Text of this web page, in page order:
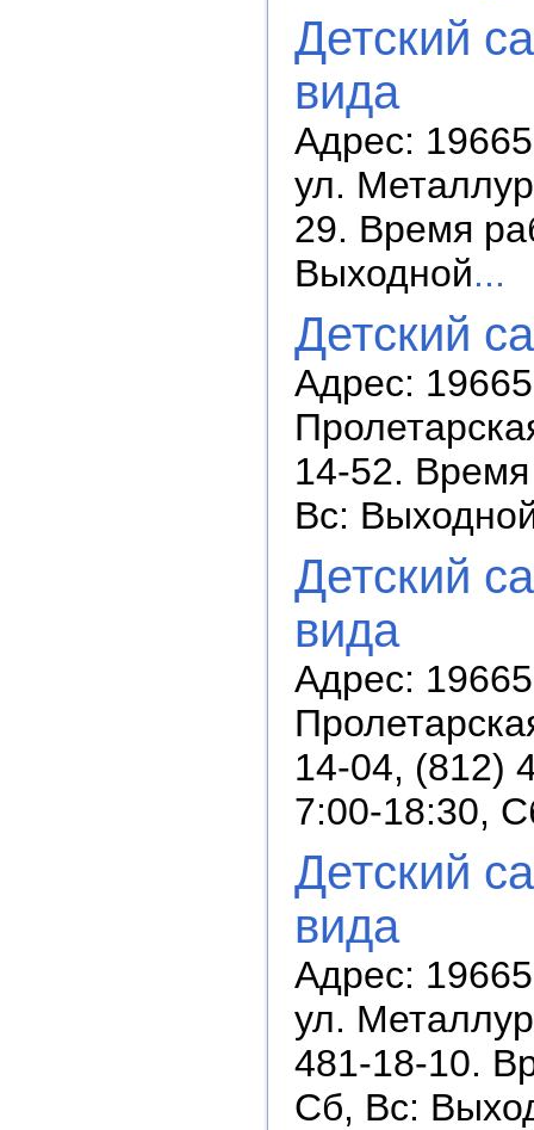
Детский
вида
Адрес:
ул.
29. Время
Выходной...
Детский
Адрес:
14-52.
Вс:
Детский
вида
Адрес:
14-04, (812)
7:00-18:30,
Детский
вида
Адрес:
ул.
481-18-10.
Сб, Вс: